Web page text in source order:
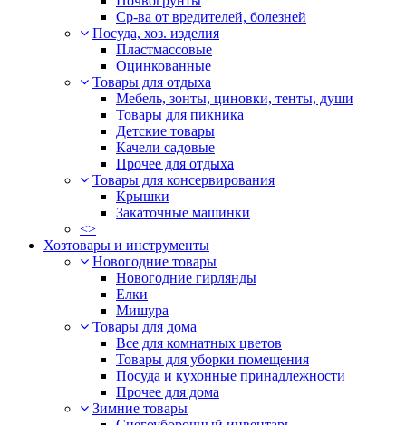
Ср-ва от вредителей, болезней
Посуда, хоз. изделия
Пластмассовые
Оцинкованные
Товары для отдыха
Мебель, зонты, циновки, тенты, души
Товары для пикника
Детские товары
Качели садовые
Прочее для отдыха
Товары для консервирования
Крышки
Закаточные машинки
<>
Хозтовары и инструменты
Новогодние товары
Новогодние гирлянды
Елки
Мишура
Товары для дома
Все для комнатных цветов
Товары для уборки помещения
Посуда и кухонные принадлежности
Прочее для дома
Зимние товары